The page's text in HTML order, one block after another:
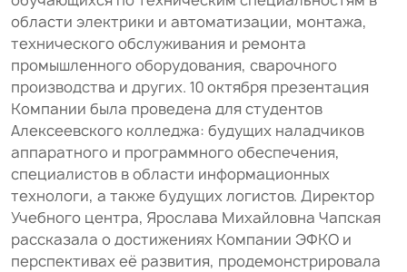
области электрики и автоматизации, монтажа,
технического обслуживания и ремонта
промышленного оборудования, сварочного
производства и других. 10 октября презентация
Компании была проведена для студентов
Алексеевского колледжа: будущих наладчиков
аппаратного и программного обеспечения,
специалистов в области информационных
технологи, а также будущих логистов. Директор
Учебного центра, Ярослава Михайловна Чапская
рассказала о достижениях Компании ЭФКО и
перспективах её развития, продемонстрировала